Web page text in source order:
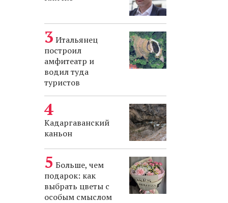
Итальянец
построил
амфитеатр и
водил туда
туристов
Кадаргаванский
каньон
Больше, чем
подарок: как
выбрать цветы с
особым смыслом